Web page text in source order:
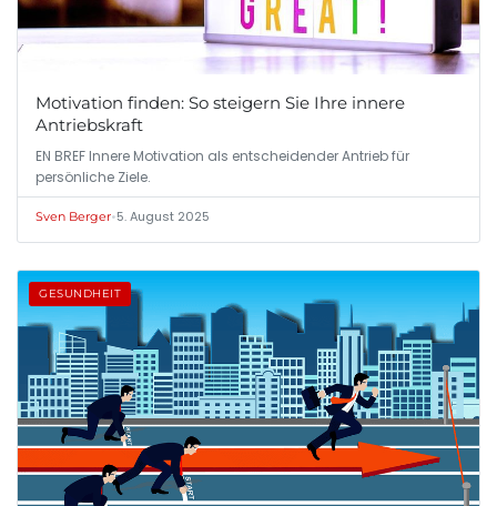
Motivation finden: So steigern Sie Ihre innere
Antriebskraft
EN BREF Innere Motivation als entscheidender Antrieb für
persönliche Ziele.
Sven Berger•5. August 2025
GESUNDHEIT